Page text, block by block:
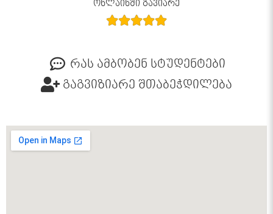
ონლაინში გავიარე
რას ამბობენ სტუდენტები
გაგვიზიარე შთაბეჭდილება